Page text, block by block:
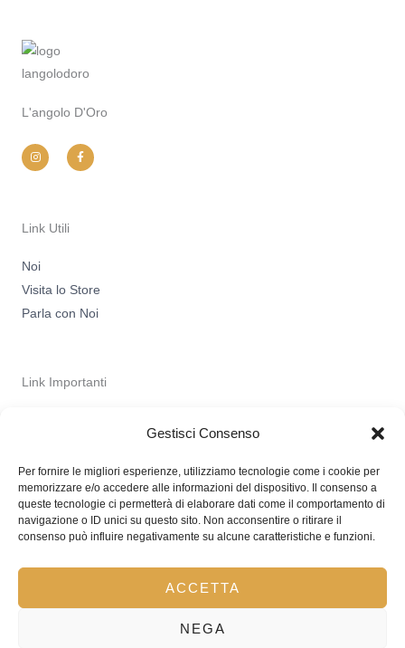
Gestisci Consenso
Per fornire le migliori esperienze, utilizziamo tecnologie come i cookie per
memorizzare e/o accedere alle informazioni del dispositivo. Il consenso a
queste tecnologie ci permetterà di elaborare dati come il comportamento di
navigazione o ID unici su questo sito. Non acconsentire o ritirare il
consenso può influire negativamente su alcune caratteristiche e funzioni.
ACCETTA
NEGA
L'angolo D'Oro
n
s
t
m
a
c
e
Link Utili
Noi
Visita lo Store
Parla con Noi
Link Importanti
Termini & Condizioni
Copyright © 2026 L'Angolo D'Oro
P.IVA : 02849200692
Powered by dqniele's stuff